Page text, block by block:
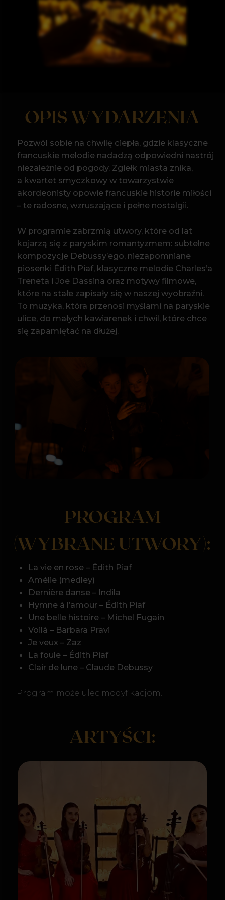
Antidotum Quartet w składzie I skrzypce,
II skrzypce, altówka, wiolonczela oraz
akordeon
Amélie (medley)
Dernière danse – Indila
Hymne à l’amour – Édith Piaf
Une belle histoire – Michel Fugain
La foule – Édith Piaf
Clair de lune – Claude Debussy
Pozwól sobie na chwilę ciepła, gdzie klasyczne
akordeonisty opowie francuskie historie miłości
– te radosne, wzruszające i pełne nostalgii.
W programie zabrzmią utwory, które od lat
kojarzą się z paryskim romantyzmem: subtelne
kompozycje Debussy’ego, niezapomniane
piosenki Édith Piaf, klasyczne melodie Charles’a
Treneta i Joe Dassina oraz motywy filmowe,
które na stałe zapisały się w naszej wyobraźni.
To muzyka, która przenosi myślami na paryskie
się zapamiętać na dłużej.
OPIS WYDARZENIA
PROGRAM
(WYBRANE UTWORY):
Kwartet smyczkowy
Antidotum Quartet
ARTYŚCI:
Program może ulec modyfikacjom.
ZOBACZ, JAKIE MAGICZNE